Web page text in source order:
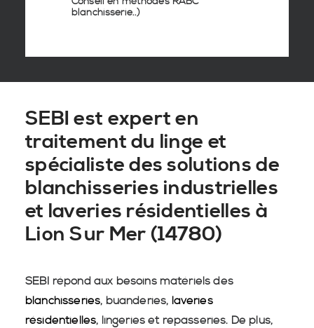
blanchisserie..)
SEBI est expert en
traitement du linge et
spécialiste des solutions de
blanchisseries industrielles
et laveries résidentielles à
Lion Sur Mer (14780)
SEBI répond aux besoins matériels des
blanchisseries, buanderies, laveries
résidentielles, lingeries et repasseries. De plus,